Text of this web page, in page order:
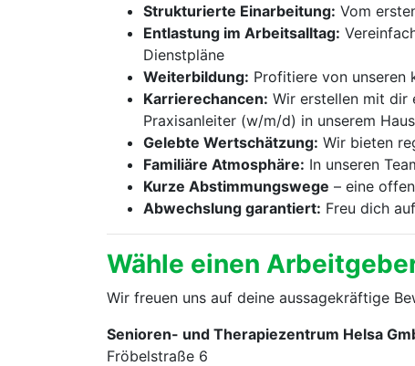
Strukturierte Einarbeitung: Vom
Entlastung im Arbeitsalltag:
Dienstpläne
Weiterbildung: Profitiere von unseren
Karrierechancen: Wir erstellen mit dir
Praxisanleiter (w/m/d) in unserem Haus
Gelebte Wertschätzung: Wir bieten
Familiäre Atmosphäre: In unseren
Kurze Abstimmungswege – eine
Abwechslung garantiert: Freu dich
Wähle einen
Wir freuen uns auf deine aussagekräftige
Senioren- und Therapiezentrum Helsa
Fröbelstraße 6